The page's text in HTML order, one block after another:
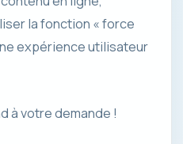
la fonction « force
expérience utilisateur
à votre demande !